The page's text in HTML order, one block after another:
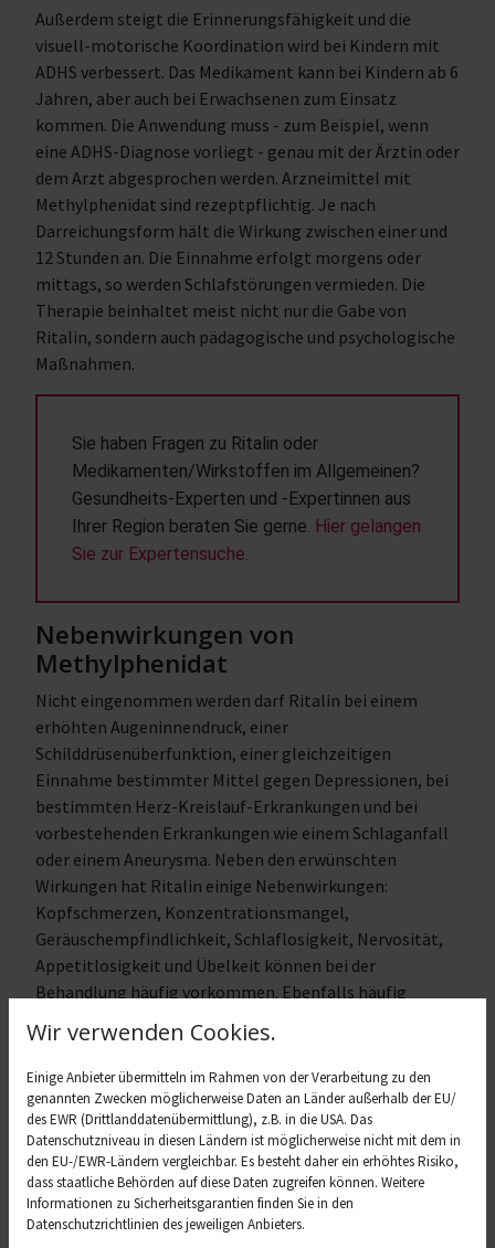
Außerdem steigt die Erinnerungsfähigkeit und die
visuell-motorische Koordination wird bei Kindern mit
ADHS verbessert. Das Medikament kann bei Kindern ab 6
Jahren, aber auch bei Erwachsenen zum Einsatz
kommen. Die Anwendung muss - zum Beispiel, wenn
eine ADHS-Diagnose vorliegt - genau mit der Ärztin oder
dem Arzt abgesprochen werden. Arzneimittel mit
Methylphenidat sind rezeptpflichtig. Je nach
Darreichungsform hält die Wirkung zwischen einer und
12 Stunden an. Die Einnahme erfolgt morgens oder
mittags, so werden Schlafstörungen vermieden. Die
Therapie beinhaltet meist nicht nur die Gabe von
Ritalin, sondern auch pädagogische und psychologische
Maßnahmen.
Sie haben Fragen zu Ritalin oder
Medikamenten/Wirkstoffen im Allgemeinen?
Gesundheits-Experten und -Expertinnen aus
Ihrer Region beraten Sie gerne. Hier gelangen
Sie zur Expertensuche.
Nebenwirkungen von
Methylphenidat
Nicht eingenommen werden darf Ritalin bei einem
erhöhten Augeninnendruck, einer
Schilddrüsenüberfunktion, einer gleichzeitigen
Einnahme bestimmter Mittel gegen Depressionen, bei
bestimmten Herz-Kreislauf-Erkrankungen und bei
vorbestehenden Erkrankungen wie einem Schlaganfall
oder einem Aneurysma. Neben den erwünschten
Wirkungen hat Ritalin einige Nebenwirkungen:
Kopfschmerzen, Konzentrationsmangel,
Geräuschempfindlichkeit, Schlaflosigkeit, Nervosität,
Appetitlosigkeit und Übelkeit können bei der
Behandlung häufig vorkommen. Ebenfalls häufig
kommt es zu Appetitlosigkeit, manche Kinder trinken
auch zu wenig. Beides lässt sich abmildern, indem das
Medikament morgens nach dem Essen eingenommen
wird und die Hauptmahlzeit abends gegessen wird, denn
bis dahin ist die Wirkung abgemildert und der Appetit
größer.
Ritalin nicht plötzlich
Wir verwenden Cookies.
Einige Anbieter übermitteln im Rahmen von der Verarbeitung zu den
genannten Zwecken möglicherweise Daten an Länder außerhalb der EU/
des EWR (Drittlanddatenübermittlung), z.B. in die USA. Das
Datenschutzniveau in diesen Ländern ist möglicherweise nicht mit dem in
den EU-/EWR-Ländern vergleichbar. Es besteht daher ein erhöhtes Risiko,
dass staatliche Behörden auf diese Daten zugreifen können. Weitere
Informationen zu Sicherheitsgarantien finden Sie in den
Datenschutzrichtlinien des jeweiligen Anbieters.